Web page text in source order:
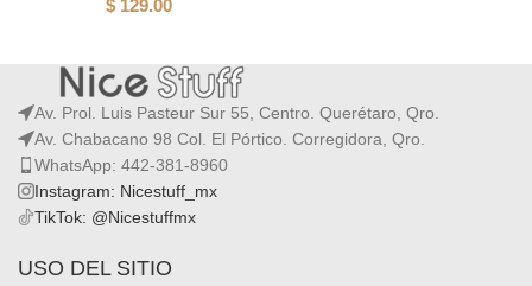
$ 129.00
Av. Prol. Luis Pasteur Sur 55, Centro. Querétaro, Qro.
Av. Chabacano 98 Col. El Pórtico. Corregidora, Qro.
WhatsApp: 442-381-8960
Instagram: Nicestuff_mx
TikTok: @Nicestuffmx
USO DEL SITIO